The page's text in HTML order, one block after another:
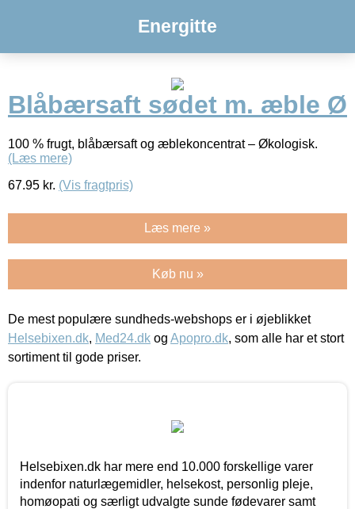
Energitte
Blåbærsaft sødet m. æble Ø
100 % frugt, blåbærsaft og æblekoncentrat – Økologisk.
(Læs mere)
67.95 kr. (Vis fragtpris)
Læs mere »
Køb nu »
De mest populære sundheds-webshops er i øjeblikket
Helsebixen.dk, Med24.dk og Apopro.dk, som alle har et stort
sortiment til gode priser.
Helsebixen.dk har mere end 10.000 forskellige varer
indenfor naturlægemidler, helsekost, personlig pleje,
homøopati og særligt udvalgte sunde fødevarer samt